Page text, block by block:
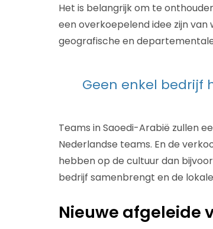
Het is belangrijk om te
een overkoepelend idee zijn
geografische en
Geen enkel bedrijf
Teams in Saoedi-Arabië zullen
Nederlandse teams. En de
hebben op de cultuur dan
bedrijf samenbrengt en de
Nieuwe afgeleide